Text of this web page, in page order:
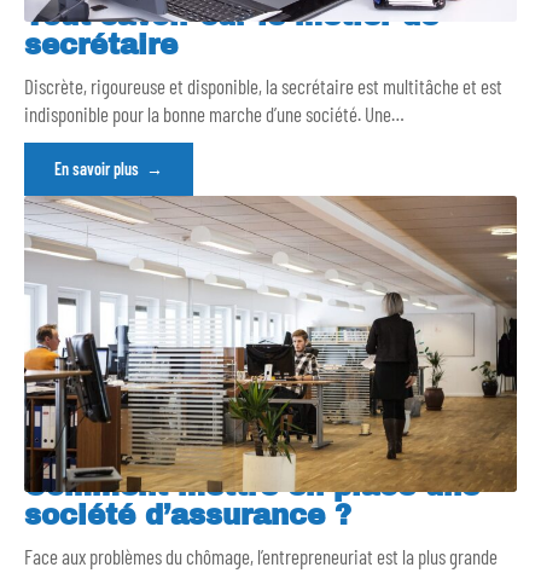
Tout savoir sur le métier de
secrétaire
Discrète, rigoureuse et disponible, la secrétaire est multitâche et est
indisponible pour la bonne marche d’une société. Une…
En savoir plus
Comment mettre en place une
société d’assurance ?
Face aux problèmes du chômage, l’entrepreneuriat est la plus grande